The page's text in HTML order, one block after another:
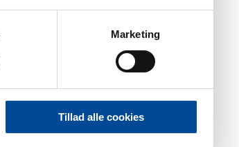
Marketing
Tillad alle cookies